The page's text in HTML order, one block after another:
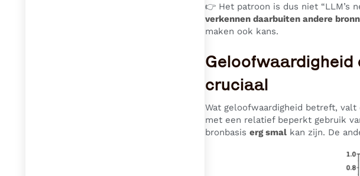
👉 Het patroon is dus niet “LLM’s
verkennen daarbuiten andere
maken ook kans.
Geloofwaardigheid
cruciaal
Wat geloofwaardigheid betreft,
met een relatief beperkt gebruik
bronbasiserg smal kan zijn. De